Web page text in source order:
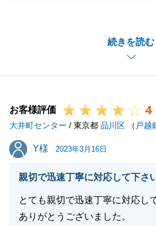
続きを読む
またご相談ございましたらお気
思います。
お客様評価 4
大井町センター / 東京都 品川区 （ 戸越
Y様
Y様 2023年3月16日
親切で迅速丁寧に対応して下さ
とても親切で迅速丁寧に対応し
ありがとうございました。